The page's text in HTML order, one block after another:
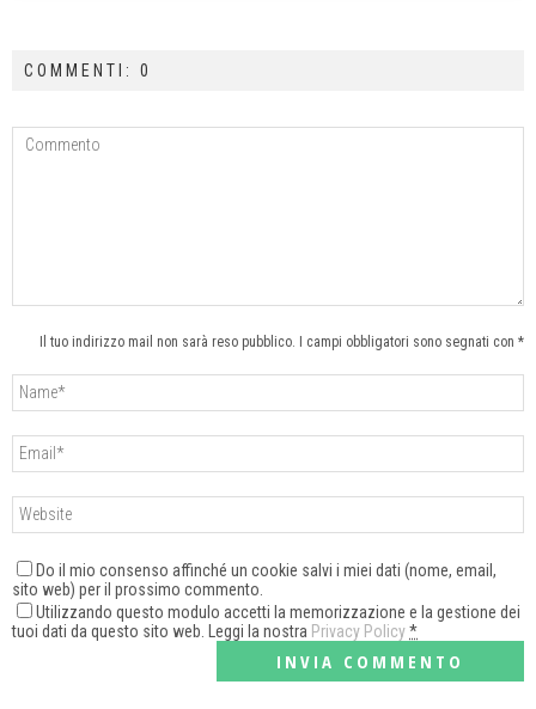
COMMENTI: 0
Il tuo indirizzo mail non sarà reso pubblico. I campi obbligatori sono segnati con *
Do il mio consenso affinché un cookie salvi i miei dati (nome, email,
sito web) per il prossimo commento.
Utilizzando questo modulo accetti la memorizzazione e la gestione dei
tuoi dati da questo sito web. Leggi la nostra Privacy Policy*